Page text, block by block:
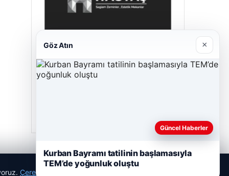
Çerez Politikamız
Göz Atın ×
Güncel Haberler
Kurban Bayramı tatilinin başlamasıyla
TEM’de yoğunluk oluştu